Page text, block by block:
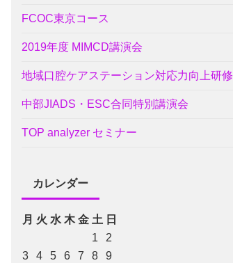
FCOC東京コース
2019年度 MIMCD講演会
地域口腔ケアステーション対応力向上研修
中部JIADS・ESC合同特別講演会
TOP analyzer セミナー
カレンダー
月 火 水 木 金 土 日
1
2
3
4 5 6 7 8
9